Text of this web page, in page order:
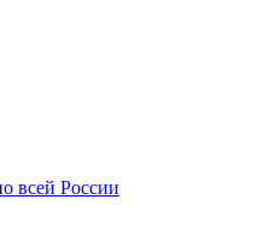
всей России